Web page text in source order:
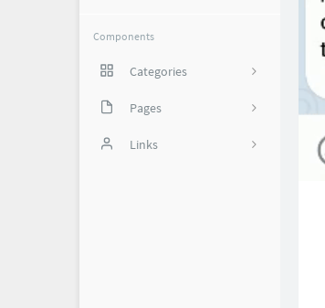
Components
Categories
35
网络技巧
实用软件
Pages
备份页
Links